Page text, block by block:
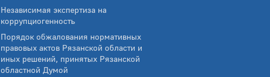
Независимая экспертиза на
коррупциогенность
Порядок обжалования нормативных
правовых актов Рязанской области и
иных решений, принятых Рязанской
областной Думой